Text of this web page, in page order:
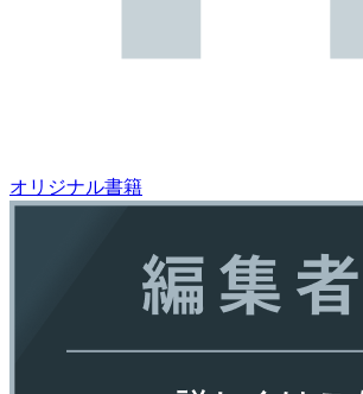
オリジナル書籍